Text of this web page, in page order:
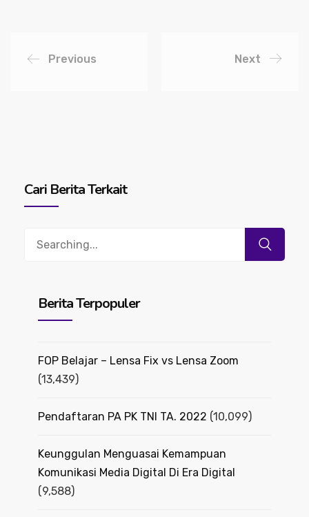
Previous Next
Cari Berita Terkait
Search
Berita Terpopuler
FOP Belajar – Lensa Fix vs Lensa Zoom
(13,439)
Pendaftaran PA PK TNI TA. 2022 (10,099)
Keunggulan Menguasai Kemampuan
Komunikasi Media Digital Di Era Digital
(9,588)